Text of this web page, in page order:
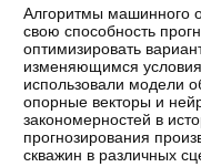
Алгоритмы машинного
свою способность
оптимизировать
изменяющимся
использовали модели
опорные векторы и
закономерностей в
прогнозирования
скважин в различных